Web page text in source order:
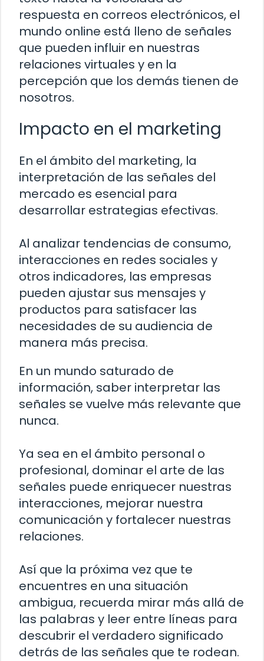
respuesta en correos electrónicos, el
mundo online está lleno de señales
que pueden influir en nuestras
relaciones virtuales y en la
percepción que los demás tienen de
nosotros.
Impacto en el marketing
En el ámbito del marketing, la
interpretación de las señales del
mercado es esencial para
desarrollar estrategias efectivas.
Al analizar tendencias de consumo,
interacciones en redes sociales y
otros indicadores, las empresas
pueden ajustar sus mensajes y
productos para satisfacer las
necesidades de su audiencia de
manera más precisa.
En un mundo saturado de
información, saber interpretar las
señales se vuelve más relevante que
nunca.
Ya sea en el ámbito personal o
profesional, dominar el arte de las
señales puede enriquecer nuestras
interacciones, mejorar nuestra
comunicación y fortalecer nuestras
relaciones.
Así que la próxima vez que te
encuentres en una situación
ambigua, recuerda mirar más allá de
las palabras y leer entre líneas para
descubrir el verdadero significado
detrás de las señales que te rodean.